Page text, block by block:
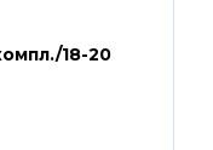
18-20